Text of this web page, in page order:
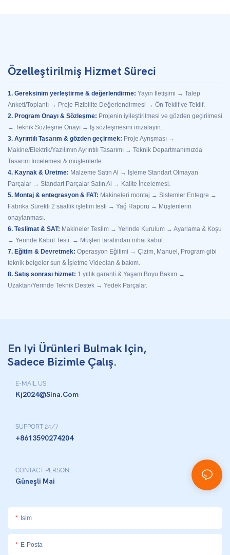
Özelleştirilmiş Hizmet Süreci
1. Gereksinim yerleştirme & değerlendirme: Yayın İletişimi → Talep
Anketi/Toplantı → Proje Fizibilite Değerlendirmesi → Ön Teklif ve Teklif.
2. Program Onayı & Sözleşme: Projenin iyileştirilmesi ve gözden geçirilmesi
→ Teknik Sözleşme Onayı → İş sözleşmesini imzalayın.
3. Ayrıntılı Tasarım & gözden geçirmek: Proje Ayrışması →
Makine/Elektrik/Yazılımın Ayrıntılı Tasarımı → Teknik Departmanımızda
Tasarım İncelemesi & müşterilerle.
4. Kaynak & Üretme: Malzeme Satın Al → İşleme Standart Olmayan
Parçalar → Standart Parçalar Satın Al → Kalite İncelemesi.
5. Montaj & entegrasyon & FAT: Makineleri montaj → Sistemler Entegre →
Fabrika Sürekli 2 saatlik işletim testi → Yağ Raporu → Müşterilerin
onaylanması.
6. Teslimat & SAT: Makineler Teslim → Yerinde Kurulum → Ayarlama & Koşu
→ Yerinde Kabul Testi → Müşteri tarafından nihai kabul.
7. Eğitim & Devretmek: Operasyon Eğitimi → Çizim, Manuel, Program gibi
teknik belgeler sun & İşletme Videoları & bakım.
8. Satış sonrası hizmet: 1 yıllık garanti & Yaşam Boyu Bakım →
Uzaktan/Yerinde Teknik Destek → Yedek Parçalar.
En Iyi Ürünleri Bulmak Için,
Sadece Bizimle Çalış.
E-MAIL US
Kj2024@sina.com
SUPPORT 24/7
+8613590274204
CONTACT PERSON:
Güneşli Mai
Isim
E-Posta